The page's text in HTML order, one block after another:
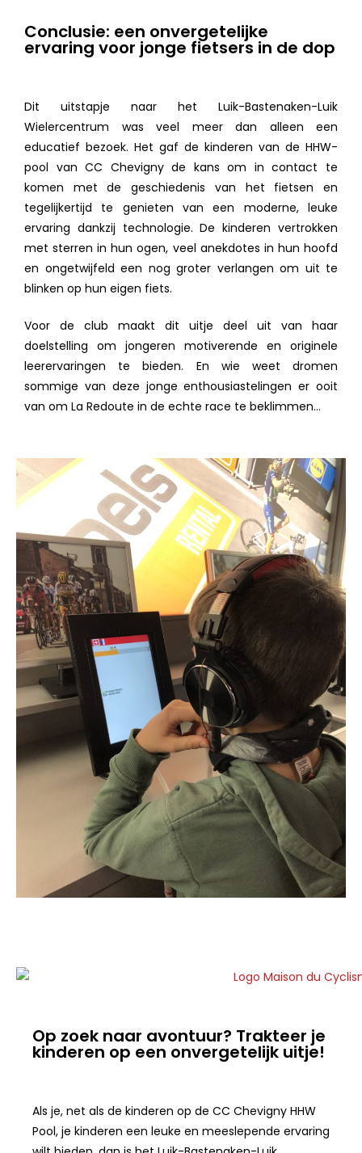
Conclusie: een onvergetelijke
ervaring voor jonge fietsers in de dop
Dit uitstapje naar het Luik-Bastenaken-Luik
Wielercentrum was veel meer dan alleen een
educatief bezoek. Het gaf de kinderen van de HHW-
pool van CC Chevigny de kans om in contact te
komen met de geschiedenis van het fietsen en
tegelijkertijd te genieten van een moderne, leuke
ervaring dankzij technologie. De kinderen vertrokken
met sterren in hun ogen, veel anekdotes in hun hoofd
en ongetwijfeld een nog groter verlangen om uit te
blinken op hun eigen fiets.
Voor de club maakt dit uitje deel uit van haar
doelstelling om jongeren motiverende en originele
leerervaringen te bieden. En wie weet dromen
sommige van deze jonge enthousiastelingen er ooit
van om La Redoute in de echte race te beklimmen…
Op zoek naar avontuur? Trakteer je
kinderen op een onvergetelijk uitje!
Als je, net als de kinderen op de CC Chevigny HHW
Pool, je kinderen een leuke en meeslepende ervaring